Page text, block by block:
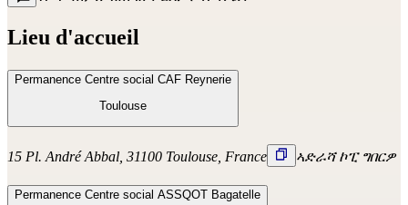
Lieu d'accueil
Permanence Centre social CAF Reynerie
Toulouse
15 Pl. André Abbal, 31100 Toulouse, France ኣድራሻ ኮፒ ግበርዎ
Permanence Centre social ASSQOT Bagatelle